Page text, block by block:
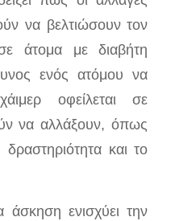
να βελτιώσουν τον
άτομα με διαβήτη
ενός ατόμου να
οφείλεται σε
να αλλάξουν, όπως
και το
άσκηση ενισχύει την